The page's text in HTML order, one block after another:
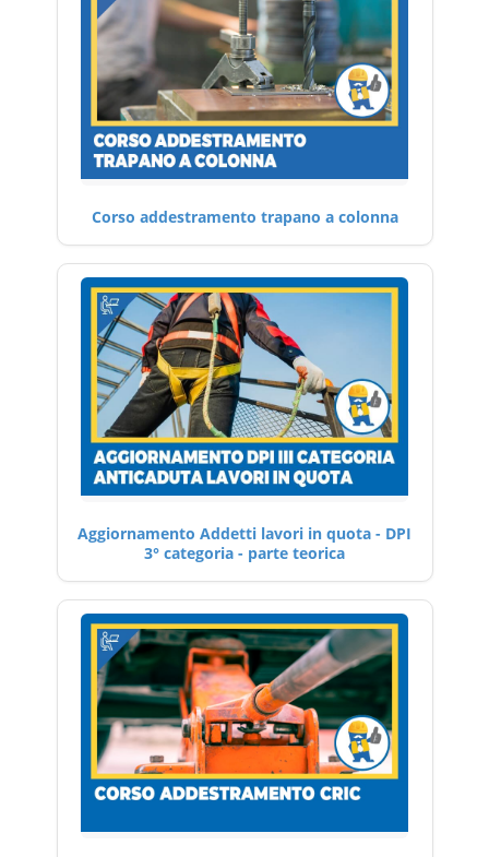
Corso addestramento trapano a colonna
Aggiornamento Addetti lavori in quota - DPI
3° categoria - parte teorica